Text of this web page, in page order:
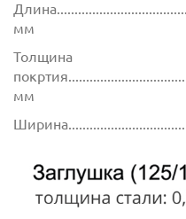
мм
Толщина
мм